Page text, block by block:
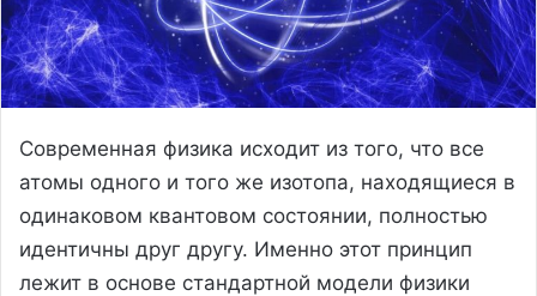
Современная физика исходит из того, что все
атомы одного и того же изотопа, находящиеся в
одинаковом квантовом состоянии, полностью
идентичны друг другу. Именно этот принцип
лежит в основе стандартной модели физики